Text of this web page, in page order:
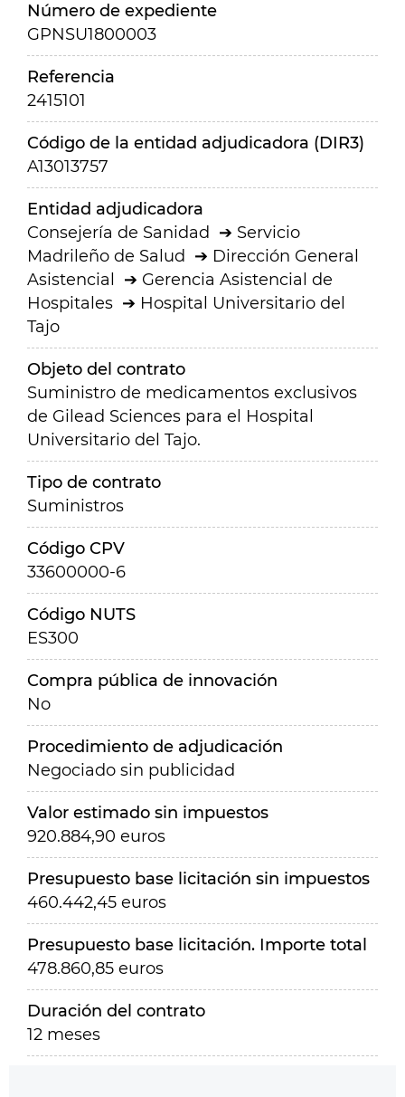
Número de expediente
GPNSU1800003
Referencia
2415101
Código de la entidad adjudicadora (DIR3)
A13013757
Entidad adjudicadora
Consejería de Sanidad
Servicio
Madrileño de Salud
Dirección General
Asistencial
Gerencia Asistencial de
Hospitales
Hospital Universitario del
Tajo
Objeto del contrato
Suministro de medicamentos exclusivos
de Gilead Sciences para el Hospital
Universitario del Tajo.
Tipo de contrato
Suministros
Código CPV
33600000-6
Código NUTS
ES300
Compra pública de innovación
No
Procedimiento de adjudicación
Negociado sin publicidad
Valor estimado sin impuestos
920.884,90 euros
Presupuesto base licitación sin impuestos
460.442,45 euros
Presupuesto base licitación. Importe total
478.860,85 euros
Duración del contrato
12 meses